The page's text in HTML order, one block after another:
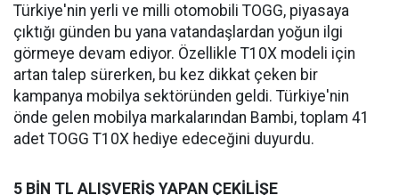
Türkiye'nin yerli ve milli otomobili TOGG, piyasaya
çıktığı günden bu yana vatandaşlardan yoğun ilgi
görmeye devam ediyor. Özellikle T10X modeli için
artan talep sürerken, bu kez dikkat çeken bir
kampanya mobilya sektöründen geldi. Türkiye'nin
önde gelen mobilya markalarından Bambi, toplam 41
adet TOGG T10X hediye edeceğini duyurdu.
5 BİN TL ALIŞVERİŞ YAPAN ÇEKİLİŞE